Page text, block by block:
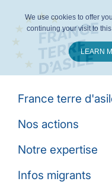
France terre
Nos actions
Notre expertise
Infos migrants
We use cookies to offer
continuing your visit to
LEARN